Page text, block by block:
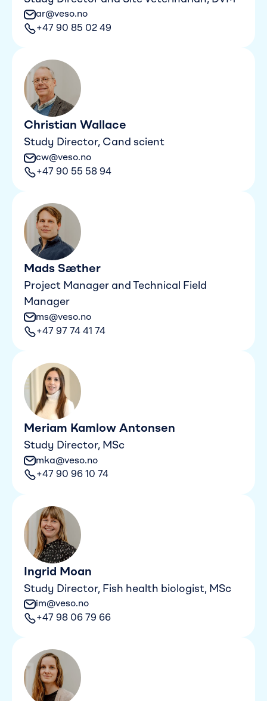
ar@veso.no
+47 90 85 02 49
Christian Wallace
Study Director, Cand scient
cw@veso.no
+47 90 55 58 94
Mads Sæther
Project Manager and Technical Field
Manager
ms@veso.no
+47 97 74 41 74
Meriam Kamlow Antonsen
Study Director, MSc
mka@veso.no
+47 90 96 10 74
Ingrid Moan
Study Director, Fish health biologist, MSc
im@veso.no
+47 98 06 79 66